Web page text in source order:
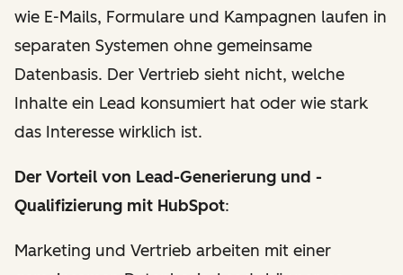
wie E-Mails, Formulare und Kampagnen laufen in
separaten Systemen ohne gemeinsame
Datenbasis. Der Vertrieb sieht nicht, welche
Inhalte ein Lead konsumiert hat oder wie stark
das Interesse wirklich ist.
Der Vorteil von Lead-Generierung und -
Qualifizierung mit HubSpot:
Marketing und Vertrieb arbeiten mit einer